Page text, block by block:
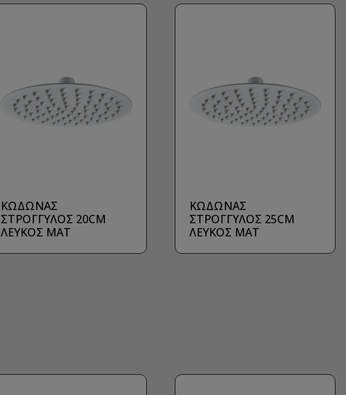
ΚΩΔΩΝΑΣ
ΣΤΡΟΓΓΥΛΟΣ 20CM
ΛΕΥΚΟΣ ΜΑΤ
ΚΩΔΩΝΑΣ
ΣΤΡΟΓΓΥΛΟΣ 25CM
ΛΕΥΚΟΣ ΜΑΤ